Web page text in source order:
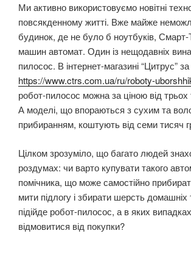
Ми активно використовуємо новітні
повсякденному житті. Вже майже
будинок, де не було б ноутбуків,
машин автомат. Один із нещодавніх
пилосос. В інтернет-магазині “Цитрус”
https://www.ctrs.com.ua/ru/roboty-
робот-пилосос можна за ціною від трьох
А моделі, що впораються з сухим та
прибиранням, коштують від семи тисяч
Цілком зрозуміло, що багато людей
роздумах: чи варто купувати такого
помічника, що може самостійно
мити підлогу і збирати шерсть
підійде робот-пилосос, а в яких
відмовитися від покупки?